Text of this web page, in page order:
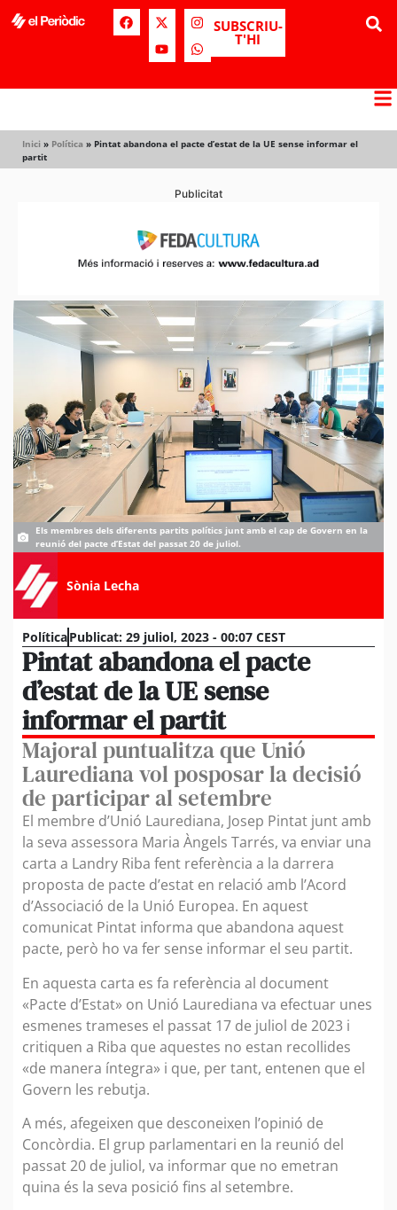
SUBSCRIU-
T'HI
Inici » Política » Pintat abandona el pacte d’estat de la UE sense informar el
partit
Publicitat
Els membres dels diferents partits polítics junt amb el cap de Govern en la
reunió del pacte d’Estat del passat 20 de juliol.
Sònia Lecha
PolíticaPublicat: 29 juliol, 2023 - 00:07 CEST
Pintat abandona el pacte
d’estat de la UE sense
informar el partit
Majoral puntualitza que Unió
Laurediana vol posposar la decisió
de participar al setembre
El membre d’Unió Laurediana, Josep Pintat junt amb
la seva assessora Maria Àngels Tarrés, va enviar una
carta a Landry Riba fent referència a la darrera
proposta de pacte d’estat en relació amb l’Acord
d’Associació de la Unió Europea. En aquest
comunicat Pintat informa que abandona aquest
pacte, però ho va fer sense informar el seu partit.
En aquesta carta es fa referència al document
«Pacte d’Estat» on Unió Laurediana va efectuar unes
esmenes trameses el passat 17 de juliol de 2023 i
critiquen a Riba que aquestes no estan recollides
«de manera íntegra» i que, per tant, entenen que el
Govern les rebutja.
A més, afegeixen que desconeixen l’opinió de
Concòrdia. El grup parlamentari en la reunió del
passat 20 de juliol, va informar que no emetran
quina és la seva posició fins al setembre.